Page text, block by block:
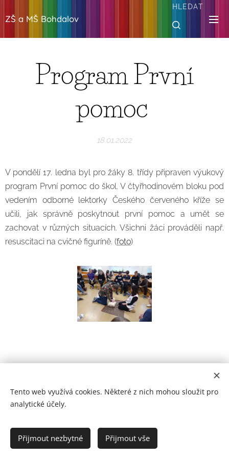
ZŠ a MŠ Bohdalov
HLEDAT
Program První
pomoc
18.01.2022
V pondělí 17. ledna byl pro žáky 8. třídy připraven výukový
program První pomoc do škol. V čtyřhodinovém bloku pod
vedením odborné lektorky Českého červeného kříže se
učili, jak správně poskytnout první pomoc a umět se
zachovat v různých situacích. Všichni žáci prováděli např.
resuscitaci na cvičné figuríně. (foto)
Cookies
Tento web využívá cookies. Některé z nich mohou sloužit pro
analytické účely.
Přijmout nezbytné Přijmout vše